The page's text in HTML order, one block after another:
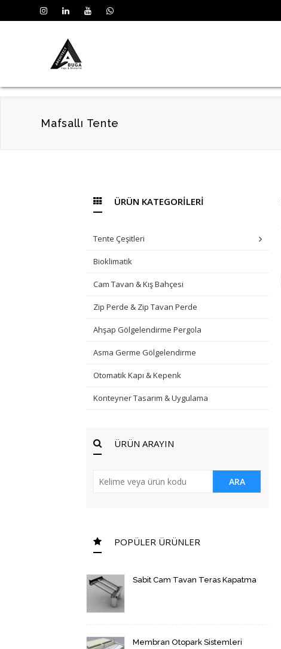
Mafsallı Tente
ÜRÜN KATEGORİLERİ
Tente Çeşitleri
Bioklimatik
Cam Tavan & Kış Bahçesi
Zip Perde & Zip Tavan Perde
Ahşap Gölgelendirme Pergola
Asma Germe Gölgelendirme
Otomatik Kapı & Kepenk
Konteyner Tasarım & Uygulama
ÜRÜN ARAYIN
ARA
POPÜLER ÜRÜNLER
Sabit Cam Tavan Teras Kapatma
Membran Otopark Sistemleri